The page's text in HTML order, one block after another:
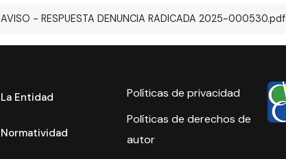
AVISO - RESPUESTA DENUNCIA RADICADA 2025-000530.pdf
La Entidad
Normatividad
Políticas de privacidad
Políticas de derechos de
autor